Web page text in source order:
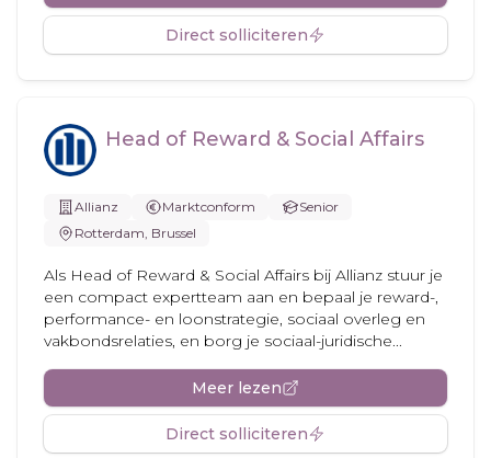
Direct solliciteren
Head of Reward & Social Affairs
Allianz Marktconform
Senior
Rotterdam, Brussel
Als Head of Reward & Social Affairs bij Allianz stuur je
een compact expertteam aan en bepaal je reward-,
performance- en loonstrategie, sociaal overleg en
vakbondsrelaties, en borg je sociaal-juridische...
Meer lezen
Direct solliciteren